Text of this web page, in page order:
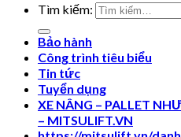
Tìm kiếm:
Bảo hành
Công trình tiêu biểu
Tin tức
Tuyển dụng
XE NÂNG – PALLET
– MITSULIFT.VN